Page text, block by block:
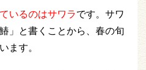
いるのはサワラです。サワ
」と書くことから、春の旬
ます。